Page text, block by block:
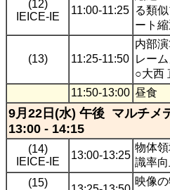
(12)
IEICE-IE
11:00-11:25 る類
ート
(13) 11:25-11:50
内部
レー
○大西
11:50-13:00 昼食
9月22日(水) 午後 マルチメ
13:00 - 14:15
(14)
IEICE-IE
13:00-13:25
物体
識率
(15)
映像